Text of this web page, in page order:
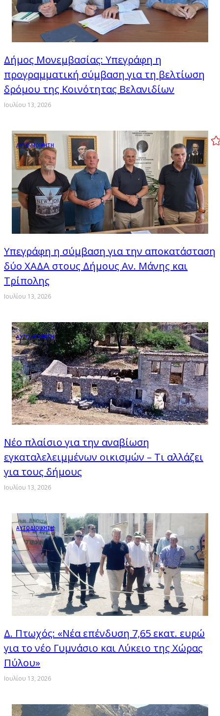
Δήμος Μονεμβασίας: Υπεγράφη η
προγραμματική σύμβαση για τη βελτίωση
δρόμου της Κοινότητας Βελανιδίων
Ιουλίου 13, 2026
ΑΥΤΟΔΙΟΙΚΗΣΗ
Υπεγράφη η σύμβαση για την αποκατάσταση
δύο ΧΑΔΑ στους Δήμους Αν. Μάνης και
Τρίπολης
Ιουλίου 13, 2026
ΑΥΤΟΔΙΟΙΚΗΣΗ
Νέο πλαίσιο για την αναβίωση
εγκαταλελειμμένων οικισμών – Τι αλλάζει
για τους δήμους
Ιουλίου 13, 2026
ΑΥΤΟΔΙΟΙΚΗΣΗ
Δ. Πτωχός: «Νέα επένδυση 7,65 εκατ. ευρώ
για το νέο Γυμνάσιο και Λύκειο της Χώρας
Πύλου»
Ιουλίου 13, 2026